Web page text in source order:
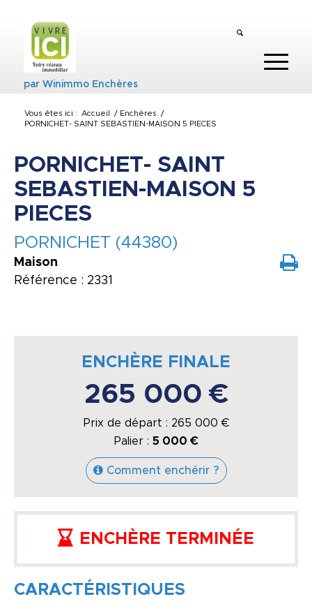
parWinimmo Enchères
Vous êtes ici : Accueil / Enchères
/
PORNICHET- SAINT SEBASTIEN-MAISON 5 PIECES
PORNICHET- SAINT
SEBASTIEN-MAISON 5
PIECES
PORNICHET (44380)
Maison
Référence : 2331
ENCHÈRE FINALE
265 000 €
Prix de départ : 265 000 €
Palier : 5 000 €
Comment enchérir ?
ENCHÈRE TERMINÉE
CARACTÉRISTIQUES